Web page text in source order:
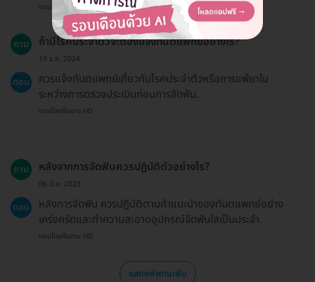
ตอบโดยทีมงาน HD
ถาม ถ้ามีโรคประจำตัวจะต้องแจ้งทันตแพทย์อย่างไร?
19 ธ.ค. 2024
ตอบ
ควรแจ้งทันตแพทย์เกี่ยวกับโรคประจำตัวหรือการแพ้ยาใน
ระหว่างการตรวจประเมินก่อนการจัดฟัน.
ตอบโดยทีมงาน HD
ถาม หลังจากการจัดฟันควรปฏิบัติตัวอย่างไร?
06 มี.ค. 2023
ตอบ
หลังการจัดฟัน ควรปฏิบัติตามคำแนะนำของทันตแพทย์อย่าง
เคร่งครัดและทำความสะอาดอุปกรณ์จัดฟันใสเป็นประจำ.
ตอบโดยทีมงาน HD
แสดงคำถามเพิ่ม